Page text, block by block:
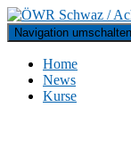
Navigation umschalten
Home
News
Kurse